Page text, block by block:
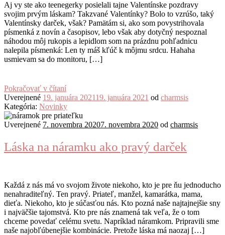
Aj vy ste ako teenegerky posielali tajne Valentínske pozdravy
svojim prvým láskam? Takzvané Valentínky? Bolo to vzrúšo, taký
Valentínsky darček, však? Pamätám si, ako som povystrihovala
písmenká z novín a časopisov, lebo však aby dotyčný nespoznal
náhodou môj rukopis a lepidlom som na prázdnu pohľadnicu
nalepila písmenká: Len ty máš kľúč k môjmu srdcu. Hahaha
usmievam sa do monitoru, […]
Pokračovať v čítaní
Uverejnené 19. januára 202119. januára 2021 od charmsis
Kategória: Novinky
Uverejnené 7. novembra 20207. novembra 2020 od charmsis
Láska na náramku ako pravý darček
Každá z nás má vo svojom živote niekoho, kto je pre ňu jednoducho
nenahraditeľný. Ten pravý. Priateľ, manžel, kamarátka, mama,
dieťa. Niekoho, kto je súčasťou nás. Kto pozná naše najtajnejšie sny
i najväčšie tajomstvá. Kto pre nás znamená tak veľa, že o tom
chceme povedať celému svetu. Napríklad náramkom. Pripravili sme
naše najobľúbenejšie kombinácie. Pretože láska má naozaj […]